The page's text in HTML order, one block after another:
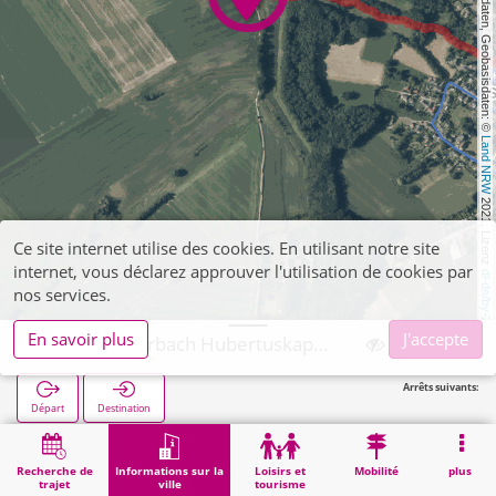
, Kartendaten, Geobasisdaten: ©
Land NRW
2021, Lizenz
dl-de/by-2-0
Recherche de
trajet
Informations sur la
ville
Loisirs et
tourisme
Mobilité plus
Départ Destination
Arrêts suivants:
Démarrage Informations sur la ville Aachen, Horbach Hubertuskapelle
Ce site internet utilise des cookies. En utilisant notre site
internet, vous déclarez approuver l'utilisation de cookies par
nos services.
En savoir plus
J'accepte